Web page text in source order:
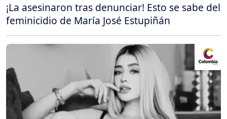
¡La asesinaron tras denunciar! Esto se sabe del
feminicidio de María José Estupiñán